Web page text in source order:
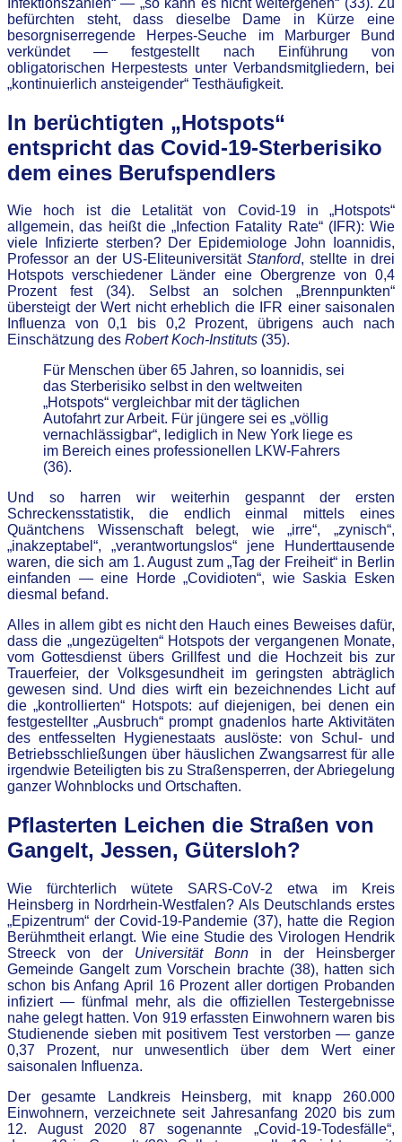
befürchten steht, dass dieselbe Dame in Kürze eine
besorgniserregende Herpes-Seuche im Marburger Bund
verkündet — festgestellt nach Einführung von
obligatorischen Herpestests unter Verbandsmitgliedern, bei
„kontinuierlich ansteigender“ Testhäufigkeit.
In berüchtigten „Hotspots“
entspricht das Covid-19-Sterberisiko
dem eines Berufspendlers
Wie hoch ist die Letalität von Covid-19 in „Hotspots“
allgemein, das heißt die „Infection Fatality Rate“ (IFR): Wie
viele Infizierte sterben? Der Epidemiologe John Ioannidis,
Professor an der US-EliteuniversitätStanford, stellte in drei
Hotspots verschiedener Länder eine Obergrenze von 0,4
Prozent fest (34). Selbst an solchen „Brennpunkten“
übersteigt der Wert nicht erheblich die IFR einer saisonalen
Influenza von 0,1 bis 0,2 Prozent, übrigens auch nach
Einschätzung des Robert Koch-Instituts (35).
Für Menschen über 65 Jahren, so Ioannidis, sei
das Sterberisiko selbst in den weltweiten
„Hotspots“ vergleichbar mit der täglichen
Autofahrt zur Arbeit. Für jüngere sei es „völlig
vernachlässigbar“, lediglich in New York liege es
im Bereich eines professionellen LKW-Fahrers
(36).
Und so harren wir weiterhin gespannt der ersten
Schreckensstatistik, die endlich einmal mittels eines
Quäntchens Wissenschaft belegt, wie „irre“, „zynisch“,
„inakzeptabel“, „verantwortungslos“ jene Hunderttausende
waren, die sich am 1. August zum „Tag der Freiheit“ in Berlin
einfanden — eine Horde „Covidioten“, wie Saskia Esken
diesmal befand.
Alles in allem gibt es nicht den Hauch eines Beweises dafür,
dass die „ungezügelten“ Hotspots der vergangenen Monate,
vom Gottesdienst übers Grillfest und die Hochzeit bis zur
Trauerfeier, der Volksgesundheit im geringsten abträglich
gewesen sind. Und dies wirft ein bezeichnendes Licht auf
die „kontrollierten“ Hotspots: auf diejenigen, bei denen ein
festgestellter „Ausbruch“ prompt gnadenlos harte Aktivitäten
des entfesselten Hygienestaats auslöste: von Schul- und
Betriebsschließungen über häuslichen Zwangsarrest für alle
irgendwie Beteiligten bis zu Straßensperren, der Abriegelung
ganzer Wohnblocks und Ortschaften.
Pflasterten Leichen die Straßen von
Gangelt, Jessen, Gütersloh?
Wie fürchterlich wütete SARS-CoV-2 etwa im Kreis
Heinsberg in Nordrhein-Westfalen? Als Deutschlands erstes
„Epizentrum“ der Covid-19-Pandemie (37), hatte die Region
Berühmtheit erlangt. Wie eine Studie des Virologen Hendrik
Streeck von der Universität Bonn in der Heinsberger
Gemeinde Gangelt zum Vorschein brachte (38), hatten sich
schon bis Anfang April 16 Prozent aller dortigen Probanden
infiziert — fünfmal mehr, als die offiziellen Testergebnisse
nahe gelegt hatten. Von 919 erfassten Einwohnern waren bis
Studienende sieben mit positivem Test verstorben — ganze
0,37 Prozent, nur unwesentlich über dem Wert einer
saisonalen Influenza.
Der gesamte Landkreis Heinsberg, mit knapp 260.000
Einwohnern, verzeichnete seit Jahresanfang 2020 bis zum
12. August 2020 87 sogenannte „Covid-19-Todesfälle“,